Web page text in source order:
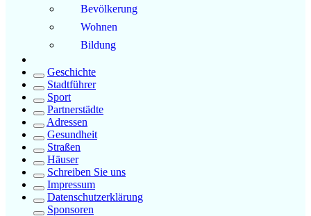
Bevölkerung
Wohnen
Bildung
Geschichte
Stadtführer
Sport
Partnerstädte
Adressen
Gesundheit
Straßen
Häuser
Schreiben Sie uns
Impressum
Datenschutzerklärung
Sponsoren